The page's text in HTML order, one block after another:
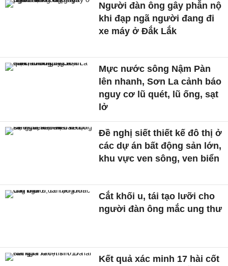
Người đàn ông gây phẫn nộ
khi đạp ngã người đang đi
xe máy ở Đắk Lắk
Mực nước sông Nậm Pàn
lên nhanh, Sơn La cảnh báo
nguy cơ lũ quét, lũ ống, sạt
lở
Đề nghị siết thiết kế đô thị ở
các dự án bất động sản lớn,
khu vực ven sông, ven biển
Cắt khối u, tái tạo lưỡi cho
người đàn ông mắc ung thư
Kết quả xác minh 17 hài cốt